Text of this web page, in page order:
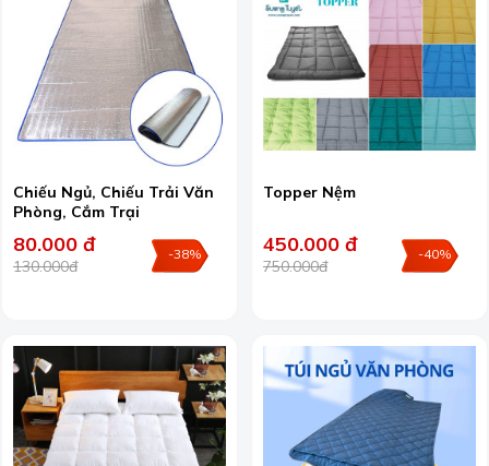
Chiếu Ngủ, Chiếu Trải Văn
Phòng, Cắm Trại
80.000 đ
130.000đ
-38%
Topper Nệm
450.000 đ
750.000đ
-40%